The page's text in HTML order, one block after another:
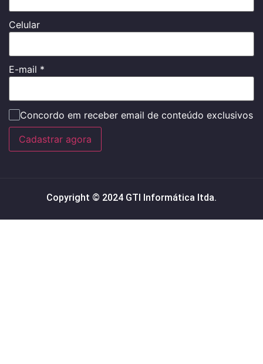
Celular
E-mail *
Concordo em receber email de conteúdo exclusivos
Cadastrar agora
Copyright © 2024 GTI Informática ltda.